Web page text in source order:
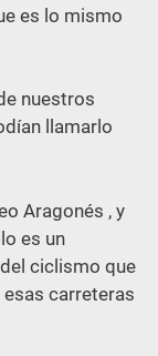
es lo mismo
nuestros
llamarlo
Aragonés , y
es un
ciclismo que
carreteras